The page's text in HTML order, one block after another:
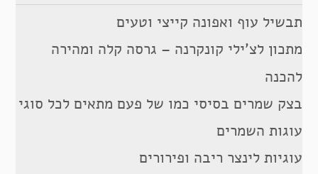
תבשיל עוף ואפונה קייצי וטעים
מתכון לצ’ילי קונקרנה – גרסה קלה ומהירה
להכנה
בצק שמרים בסיסי כמו של פעם מתאים לכל סוגי
עוגות השמרים
עוגיות לינצר ריבה ופירורים